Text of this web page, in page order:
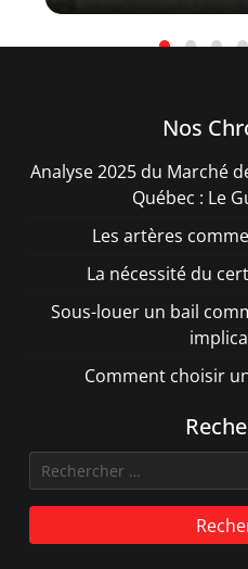
Nos
Analyse 2025 du Marché
Québec : Le
Les artères
La nécessité du
Sous-louer un bail
Comment choisir